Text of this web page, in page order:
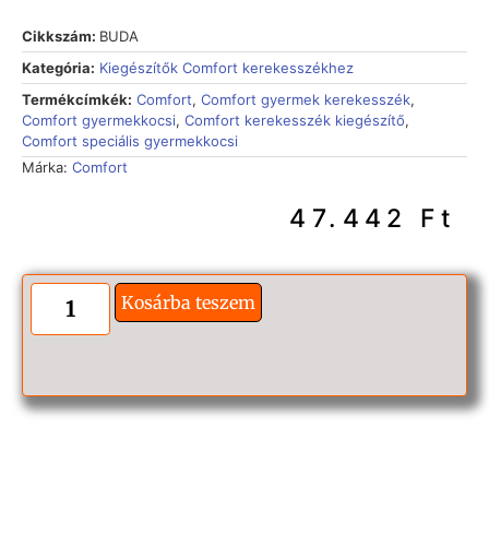
Cikkszám: BUDA
Kategória: Kiegészítők Comfort kerekesszékhez
Termékcímkék: Comfort, Comfort gyermek kerekesszék,
Comfort gyermekkocsi, Comfort kerekesszék kiegészítő,
Comfort speciális gyermekkocsi
Márka: Comfort
47.442 Ft
Kosárba teszem